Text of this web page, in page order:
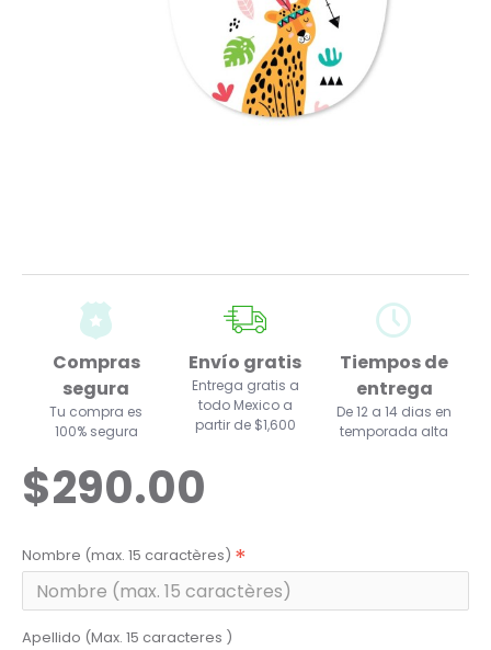
Compras
segura
Tu compra es
100% segura
Envío gratis
Entrega gratis a
todo Mexico a
partir de $1,600
Tiempos de
entrega
De 12 a 14 dias en
temporada alta
$290.00
Nombre (max. 15 caractères)
Apellido (Max. 15 caracteres )